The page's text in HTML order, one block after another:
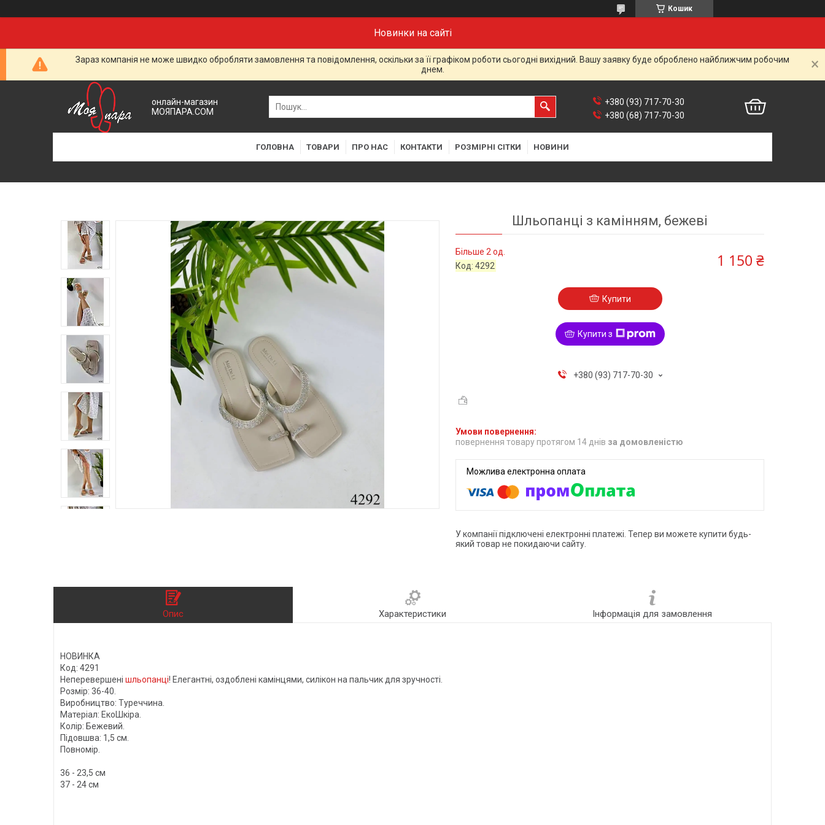
Кошик
Новинки на сайті
Зараз компанія не може швидко обробляти замовлення та повідомлення, оскільки за її графіком роботи сьогодні вихідний. Вашу заявку буде оброблено найближчим робочим
днем.
онлайн-магазин
МОЯПАРА.COM
+380 (93) 717-70-30
+380 (68) 717-70-30
ГОЛОВНА ТОВАРИ ПРО НАС КОНТАКТИ РОЗМІРНІ СІТКИ НОВИНИ
Шльопанці з камінням, бежеві
Більше 2 од.
Код:4292 1 150 ₴
Купити
Купити з
+380 (93) 717-70-30
повернення товару протягом 14 днів за домовленістю
У компанії підключені електронні платежі. Тепер ви можете купити будь-
який товар не покидаючи сайту.
Опис Характеристики Інформація для замовлення
НОВИНКА
Код: 4291
Неперевершені шльопанці! Елегантні, оздоблені камінцями, силікон на пальчик для зручності.
Розмір: 36-40.
Виробництво: Туреччина.
Матеріал: ЕкоШкіра.
Колір: Бежевий.
Підовшва: 1,5 см.
Повномір.
36 - 23,5 см
37 - 24 см